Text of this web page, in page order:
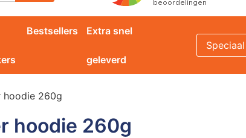
Bestsellers Extra snel
geleverd
hoodie 260g
hoodie 260g